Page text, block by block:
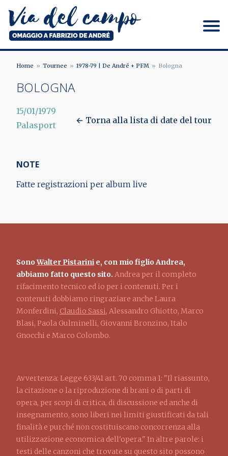
contenuto
principale
Via del campo
BRICIOLE
PANE
Home Tournee 1978-79 | De André + PFM Bologna
BOLOGNA
15/01/1979
Palasport
← Torna alla lista di date del tour
NOTE
Fatte registrazioni per album live
SonoWalter Pistarini e, con mio figlio Andrea,
abbiamo fatto questo sito. Andrea per il completo
rifacimento tecnico ed io per i contenuti. Per i
contenuti dobbiamo ringraziare anche Laura
Monferdini, Claudio Sassi, Alessandro Ghiotto, Marco
Blasi, Paola Gulminelli, Giovanni Bronzino, Italo
Gnocchi e Marco Colombo.
Avvertenza: Legge 633/41 art. 70 comma 1: "Il riassunto,
la citazione o la riproduzione di brani o di parti di
opera, per scopi di critica, di discussione ed anche di
insegnamento, sono liberi nei limiti giustificati da tali
finalità e purché non costituiscano concorrenza alla
utilizzazione economica dell'opera." In altre parole: i
testi delle canzoni che trovate su questo sito possono